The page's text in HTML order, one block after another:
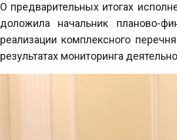
О предварительных итогах
доложила начальник планово-
реализации комплексного
результатах мониторинга